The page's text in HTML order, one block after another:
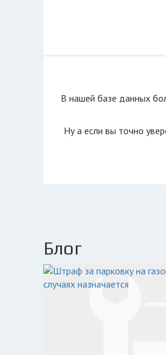
В нашей базе данных
Ну а если вы точно
Блог